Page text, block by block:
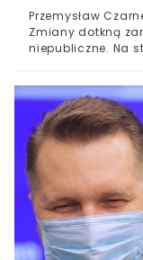
Przemysław
Zmiany dotkną
niepubliczne. Na
tym samym
Samorząd jest
Lokalni liderzy
zgody na
interweniować w
odpowiednie